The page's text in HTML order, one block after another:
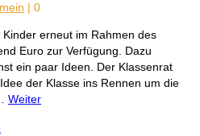
| 0
erneut im Rahmen des
Euro zur Verfügung. Dazu
ein paar Ideen. Der Klassenrat
der Klasse ins Rennen um die
Weiter